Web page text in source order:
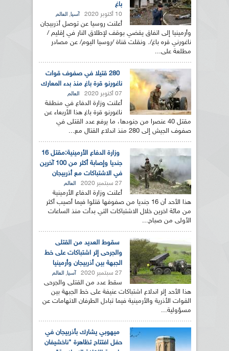
باغ
10 أكتوبر 2020 آسيا, العالم
أعلنت روسيا عن توصل أذربيجان
وأرمينيا إلى اتفاق يقضي بوقف لإطلاق النار في إقليم /
ناغورني قره باغ/. ونقلت قناة /روسيا اليوم/ عن مصادر
مطلعة على...
280 قتيلا في صفوف قوات
ناغورنو قرة باغ منذ بدء المعارك
07 أكتوبر 2020 العالم
أعلنت وزارة الدفاع في منطقة
ناغورنو قرة باغ هذا الأربعاء عن
مقتل 40 عنصرا من جنودها، ما يرفع عدد القتلى في
صفوف الجيش إلى 280 منذ اندلاع القتال مع...
وزارة الدفاع الأرمينية:مقتل 16
جنديا وإصابة أكثر من 100 آخرين
في الاشتباكات مع أذربيجان
27 سبتمبر 2020 العالم
أعلنت وزارة الدفاع الأرمينية
هذا الأحد أن 16 جنديا من صفوفها قتلوا فيما أصيب أكثر
من مائة اخرين خلال الاشتباكات التي بدأت منذ الساعات
الأولى من صباح...
سقوط العديد من القتلى
والجرحى إثر اشتباكات على خط
الجبهة بين أذربيجان وأرمينيا
27 سبتمبر 2020 آسيا, العالم
سقط عدد من القتلى والجرحى
هذا الأحد إثر اندلاع اشتباكات عنيفة على خط الجبهة بين
القوات الأذرية والأرمينية فيما تبادل الطرفان الاتهامات عن
مسؤولية...
ميهوبي يشارك بأذربيجان في
حفل افتتاح تظاهرة "ناخشيفان